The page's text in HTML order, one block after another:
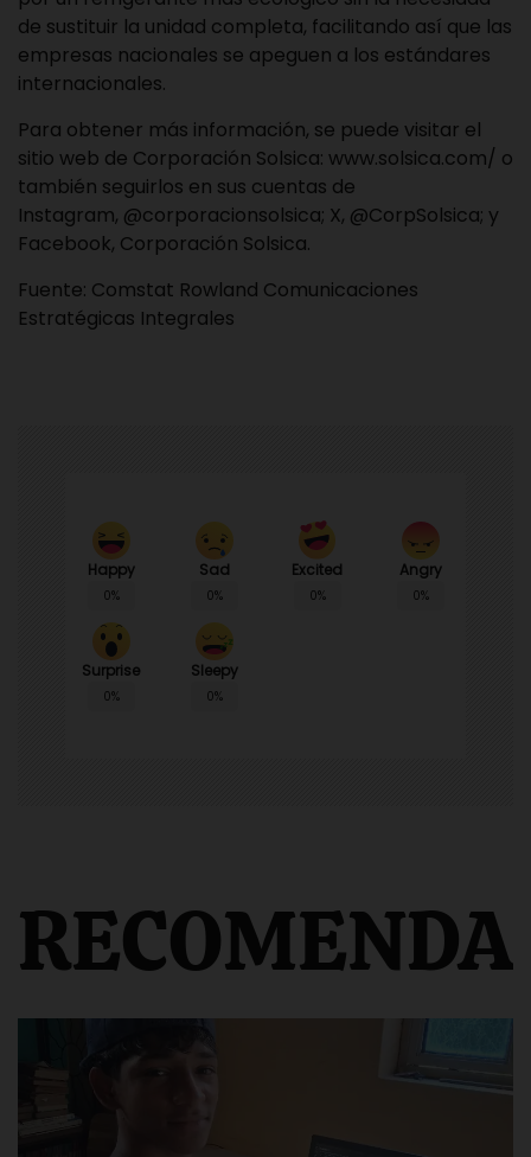
de sustituir la unidad completa, facilitando así que las
empresas nacionales se apeguen a los estándares
internacionales.
Para obtener más información, se puede visitar el
sitio web de Corporación Solsica: www.solsica.com/ o
también seguirlos en sus cuentas de
Instagram, @corporacionsolsica; X, @CorpSolsica; y
Facebook, Corporación Solsica.
Fuente: Comstat Rowland Comunicaciones
Estratégicas Integrales
Happy
0%
Sad
0%
Excited
0%
Angry
0%
Surprise
0%
Sleepy
0%